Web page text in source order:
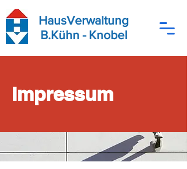
HausVerwaltung
B.Kühn - Knobel
Impressum